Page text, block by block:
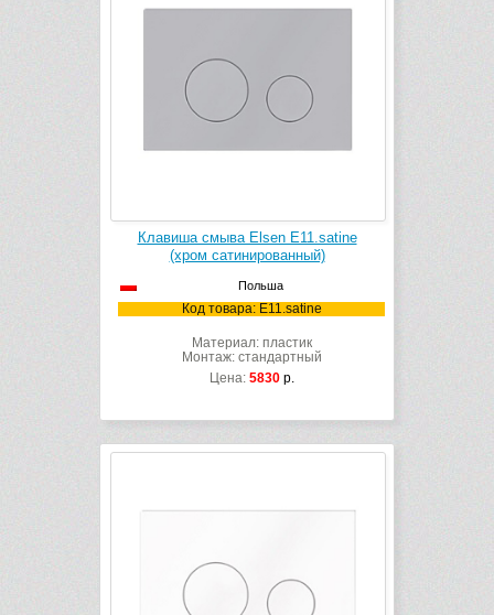
Клавиша смыва Elsen E11.satine
(хром сатинированный)
Польша
Код товара: E11.satine
Материал: пластик
Монтаж: стандартный
Цена: 5830р.